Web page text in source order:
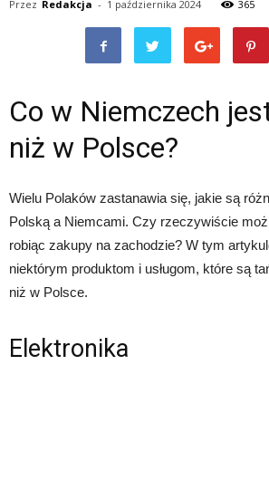
Przez Redakcja - 1 października 2024 365
Co w Niemczech
niż w Polsce?
Wielu Polaków zastanawia się, jakie są
Polską a Niemcami. Czy rzeczywiście
robiąc zakupy na zachodzie? W tym
niektórym produktom i usługom, które są
niż w Polsce.
Elektronika